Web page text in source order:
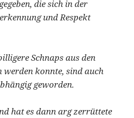
die sich in der
und Respekt
Schnaps aus den
konnte, sind auch
geworden.
hat es dann arg zerrüttete